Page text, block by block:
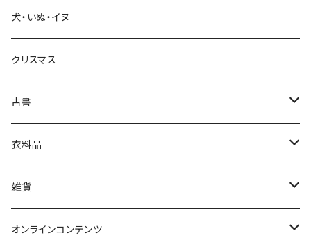
生活・暮らし
芸術・絵画・写真
絵本・児童書
娯楽・エンターテインメント
犬・いぬ・イヌ
クリスマス
古書
古書セット
美術
衣料品
POLEWARDS
Tシャツ
雑貨
バッグ
オンラインコンテンツ